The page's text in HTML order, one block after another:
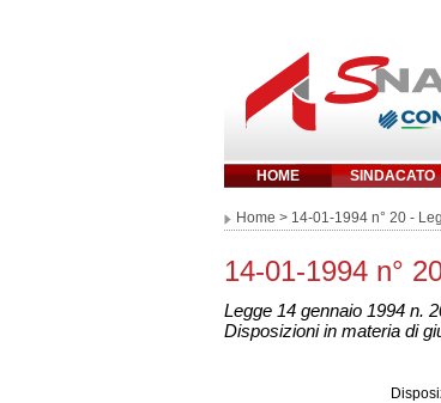
HOME SINDACATO
Inserisci
Home > 14-01-1994 n° 20 -
14-01-1994 n°
Legge 14 gennaio 1994 n.
Disposizioni in materia di